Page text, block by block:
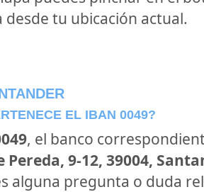
tu ubicación actual.
EL IBAN 0049?
, el banco
Pereda, 9-12, 39004,
alguna pregunta o duda